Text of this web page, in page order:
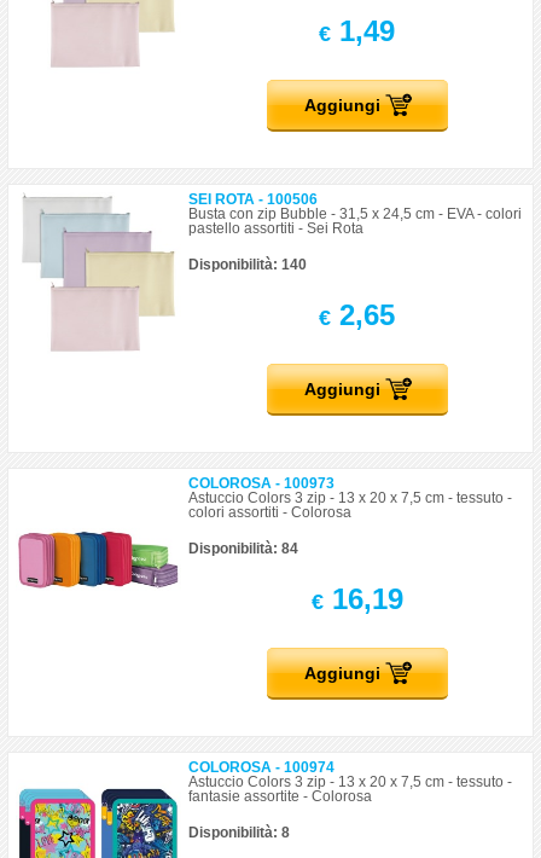
€ 1,49
Aggiungi
SEI ROTA - 100506
Busta con zip Bubble - 31,5 x 24,5 cm - EVA - colori
pastello assortiti - Sei Rota
Disponibilità: 140
€ 2,65
Aggiungi
COLOROSA - 100973
Astuccio Colors 3 zip - 13 x 20 x 7,5 cm - tessuto -
colori assortiti - Colorosa
Disponibilità: 84
€16,19
Aggiungi
COLOROSA - 100974
Astuccio Colors 3 zip - 13 x 20 x 7,5 cm - tessuto -
fantasie assortite - Colorosa
Disponibilità: 8